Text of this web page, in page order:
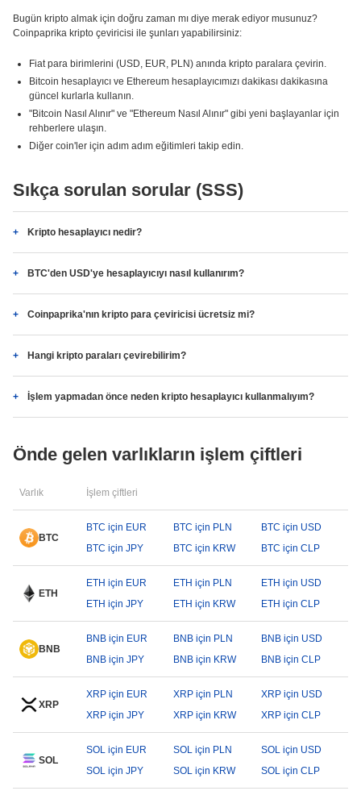
Bugün kripto almak için doğru zaman mı diye merak ediyor musunuz?
Coinpaprika kripto çeviricisi ile şunları yapabilirsiniz:
Fiat para birimlerini (USD, EUR, PLN) anında kripto paralara çevirin.
Bitcoin hesaplayıcı ve Ethereum hesaplayıcımızı dakikası dakikasına
güncel kurlarla kullanın.
"Bitcoin Nasıl Alınır" ve "Ethereum Nasıl Alınır" gibi yeni başlayanlar için
rehberlere ulaşın.
Diğer coin'ler için adım adım eğitimleri takip edin.
Sıkça sorulan sorular (SSS)
Kripto hesaplayıcı nedir?
BTC'den USD'ye hesaplayıcıyı nasıl kullanırım?
Coinpaprika'nın kripto para çeviricisi ücretsiz mi?
Hangi kripto paraları çevirebilirim?
İşlem yapmadan önce neden kripto hesaplayıcı kullanmalıyım?
Önde gelen varlıkların işlem çiftleri
Varlık İşlem çiftleri
BTC
BTC için EUR BTC için PLN
BTC için USD
BTC için JPY
BTC için KRW BTC için CLP
ETH
ETH için EUR ETH için PLN
ETH için USD
ETH için JPY
ETH için KRW ETH için CLP
BNB
BNB için EUR BNB için PLN
BNB için USD
BNB için JPY
BNB için KRW BNB için CLP
XRP
XRP için EUR XRP için PLN
XRP için USD
XRP için JPY
XRP için KRW XRP için CLP
SOL
SOL için EUR SOL için PLN
SOL için USD
SOL için JPY
SOL için KRW SOL için CLP